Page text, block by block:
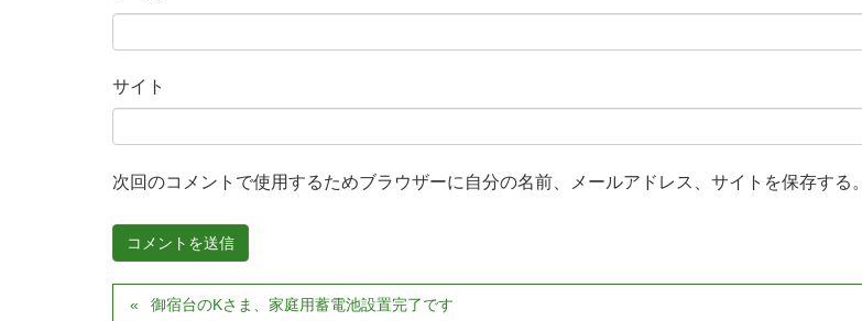
サイト
次回のコメントで使用するためブラウザーに自分の名前、メールアドレス、サイトを保存する。
御宿台のKさま、家庭用蓄電池設置完了です